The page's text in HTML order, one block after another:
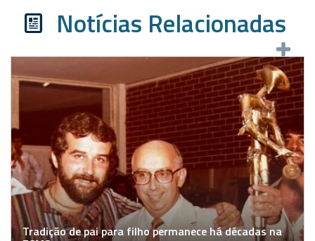
Notícias Relacionadas
Tradição de pai para filho permanece há décadas na